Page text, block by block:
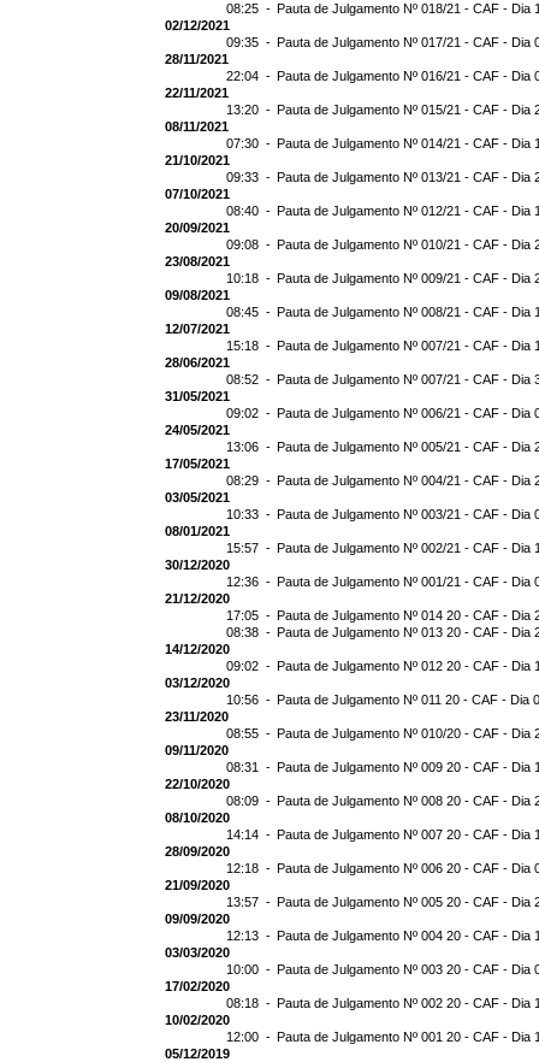
08:25 - Pauta de Julgamento Nº 018/21 - CAF - Dia
02/12/2021
09:35 - Pauta de Julgamento Nº 017/21 - CAF - Dia
28/11/2021
22:04 - Pauta de Julgamento Nº 016/21 - CAF - Dia
22/11/2021
13:20 - Pauta de Julgamento Nº 015/21 - CAF - Dia
08/11/2021
07:30 - Pauta de Julgamento Nº 014/21 - CAF - Dia
21/10/2021
09:33 - Pauta de Julgamento Nº 013/21 - CAF - Dia
07/10/2021
08:40 - Pauta de Julgamento Nº 012/21 - CAF - Dia
20/09/2021
09:08 - Pauta de Julgamento Nº 010/21 - CAF - Dia
23/08/2021
10:18 - Pauta de Julgamento Nº 009/21 - CAF - Dia
09/08/2021
08:45 - Pauta de Julgamento Nº 008/21 - CAF - Dia
12/07/2021
15:18 - Pauta de Julgamento Nº 007/21 - CAF - Dia
28/06/2021
08:52 - Pauta de Julgamento Nº 007/21 - CAF - Dia
31/05/2021
09:02 - Pauta de Julgamento Nº 006/21 - CAF - Dia
24/05/2021
13:06 - Pauta de Julgamento Nº 005/21 - CAF - Dia
17/05/2021
08:29 - Pauta de Julgamento Nº 004/21 - CAF - Dia
03/05/2021
10:33 - Pauta de Julgamento Nº 003/21 - CAF - Dia
08/01/2021
15:57 - Pauta de Julgamento Nº 002/21 - CAF - Dia
30/12/2020
12:36 - Pauta de Julgamento Nº 001/21 - CAF - Dia
21/12/2020
17:05 - Pauta de Julgamento Nº 014 20 - CAF - Dia
08:38 - Pauta de Julgamento Nº 013 20 - CAF - Dia
14/12/2020
09:02 - Pauta de Julgamento Nº 012 20 - CAF - Dia
03/12/2020
10:56 - Pauta de Julgamento Nº 011 20 - CAF - Dia
23/11/2020
08:55 - Pauta de Julgamento Nº 010/20 - CAF - Dia
09/11/2020
08:31 - Pauta de Julgamento Nº 009 20 - CAF - Dia
22/10/2020
08:09 - Pauta de Julgamento Nº 008 20 - CAF - Dia
08/10/2020
14:14 - Pauta de Julgamento Nº 007 20 - CAF - Dia
28/09/2020
12:18 - Pauta de Julgamento Nº 006 20 - CAF - Dia
21/09/2020
13:57 - Pauta de Julgamento Nº 005 20 - CAF - Dia
09/09/2020
12:13 - Pauta de Julgamento Nº 004 20 - CAF - Dia
03/03/2020
10:00 - Pauta de Julgamento Nº 003 20 - CAF - Dia
17/02/2020
08:18 - Pauta de Julgamento Nº 002 20 - CAF - Dia
10/02/2020
12:00 - Pauta de Julgamento Nº 001 20 - CAF - Dia
05/12/2019